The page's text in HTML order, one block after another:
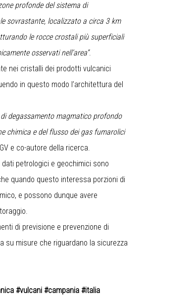
profonde del sistema di
sovrastante, localizzato a circa 3 km
le rocce crostali più superficiali
osservati nell’area”.
nei cristalli dei prodotti vulcanici
in questo modo l’architettura del
degassamento magmatico profondo
chimica e del flusso dei gas fumarolici
e co-autore della ricerca.
petrologici e geochimici sono
quando questo interessa porzioni di
e possono dunque avere
di previsione e prevenzione di
su misure che riguardano la sicurezza
#vulcani #campania #italia